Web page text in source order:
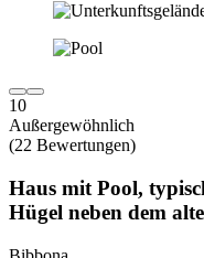
10
Außergewöhnlich
(22 Bewertungen)
Haus mit Pool,
Hügel neben dem